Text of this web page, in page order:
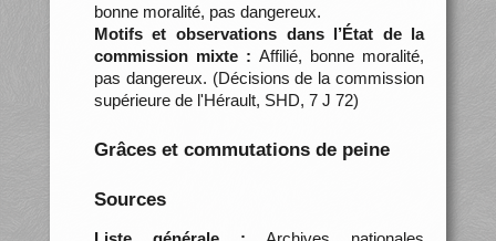
bonne moralité, pas dangereux.
Motifs et observations dans l’État de la
commission mixte : Affilié, bonne moralité,
pas dangereux. (Décisions de la commission
supérieure de l'Hérault, SHD, 7 J 72)
Grâces et commutations de peine
Sources